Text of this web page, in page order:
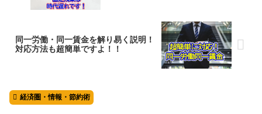
同一労働・同一賃金を解り易く説明！
対応方法も超簡単ですよ！！
経済圏・情報・節約術